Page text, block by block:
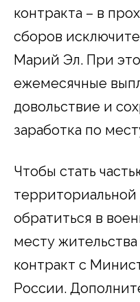
контракта – в
сборов
Марий Эл. При
ежемесячные
довольствие и
заработка по
Чтобы стать
обратиться в
месту
контракт с
России.